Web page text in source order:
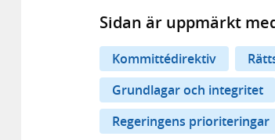
Sidan är uppmärkt
Kommittédirektiv
Grundlagar och integritet
Regeringens prioriteringar